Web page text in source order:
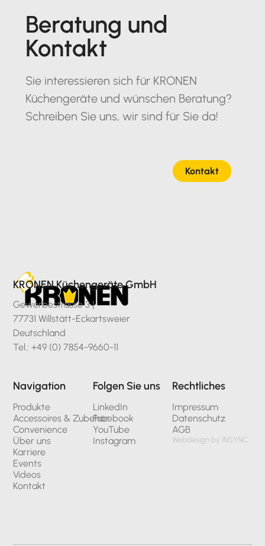
Beratung und
Kontakt
Sie interessieren sich für KRONEN
Küchengeräte und wünschen Beratung?
Schreiben Sie uns, wir sind für Sie da!
Kontakt
KRONEN Küchengeräte GmbH
Gewerbestrasse 3 |
77731 Willstätt-Eckartsweier
Deutschland
Tel.: +49 (0) 7854-9660-11
Navigation
Produkte
Accessoires & Zubehör
Convenience
Über uns
Karriere
Events
Videos
Kontakt
Folgen Sie uns
LinkedIn
Facebook
YouTube
Instagram
Rechtliches
Impressum
Datenschutz
AGB
Webdesign by INSYNC